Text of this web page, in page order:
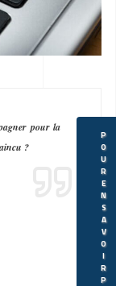
pour la
?
P
O
U
R
E
N
S
A
V
O
I
R
P